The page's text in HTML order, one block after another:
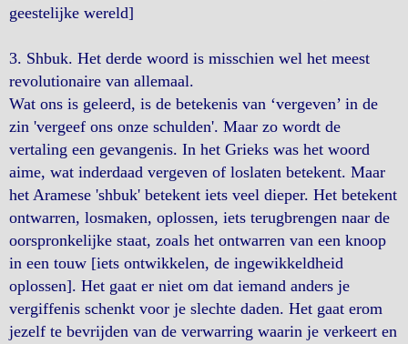
geestelijke wereld]
3. Shbuk. Het derde woord is misschien wel het meest
revolutionaire van allemaal.
Wat ons is geleerd, is de betekenis van ‘vergeven’ in de
zin 'vergeef ons onze schulden'. Maar zo wordt de
vertaling een gevangenis. In het Grieks was het woord
aime, wat inderdaad vergeven of loslaten betekent. Maar
het Aramese 'shbuk' betekent iets veel dieper. Het betekent
ontwarren, losmaken, oplossen, iets terugbrengen naar de
oorspronkelijke staat, zoals het ontwarren van een knoop
in een touw [iets ontwikkelen, de ingewikkeldheid
oplossen]. Het gaat er niet om dat iemand anders je
vergiffenis schenkt voor je slechte daden. Het gaat erom
jezelf te bevrijden van de verwarring waarin je verkeert en